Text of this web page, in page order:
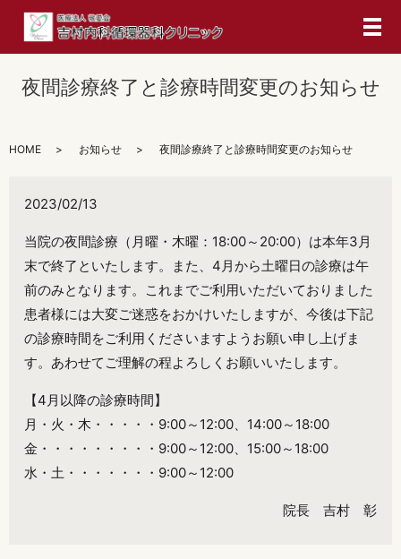
メ
夜間診療終了と診療時間変更のお知らせ
HOME お知らせ 夜間診療終了と診療時間変更のお知らせ
2023/02/13
当院の夜間診療（月曜・木曜：18:00～20:00）は本年3月
末で終了といたします。また、4月から土曜日の診療は午
前のみとなります。これまでご利用いただいておりました
患者様には大変ご迷惑をおかけいたしますが、今後は下記
の診療時間をご利用くださいますようお願い申し上げま
す。あわせてご理解の程よろしくお願いいたします。
【4月以降の診療時間】
月・火・木・・・・・9:00～12:00、14:00～18:00
金・・・・・・・・・9:00～12:00、15:00～18:00
水・土・・・・・・・9:00～12:00
院長 吉村 彰